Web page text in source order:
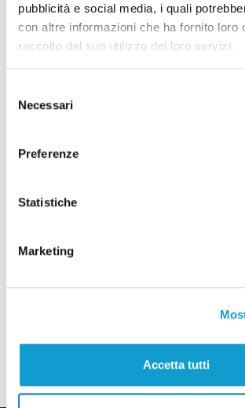
pubblicità e social media, i quali
con altre informazioni che ha fornito loro
raccolto dal suo utilizzo dei loro servizi.
delNecessari
Preferenze
Statistiche
Marketing
Accetta tutti